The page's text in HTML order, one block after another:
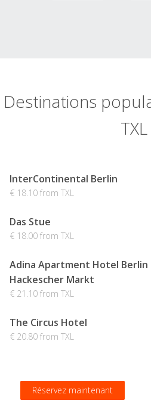
Destinations
TXL
InterContinental Berlin
€ 18.10 from TXL
Réservez maintenant
Das Stue
€ 18.00 from TXL
Réservez maintenant
Adina Apartment Hotel Berlin
Hackescher Markt
€ 21.10 from TXL
Réservez maintenant
The Circus Hotel
€ 20.80 from TXL
Réservez maintenant